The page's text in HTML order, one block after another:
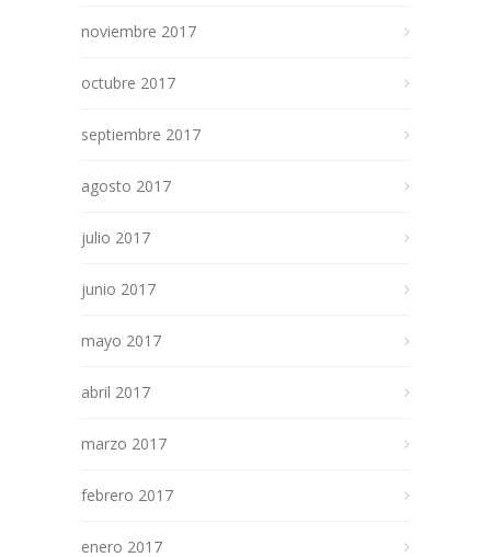
noviembre 2017
octubre 2017
septiembre 2017
agosto 2017
julio 2017
junio 2017
mayo 2017
abril 2017
marzo 2017
febrero 2017
enero 2017